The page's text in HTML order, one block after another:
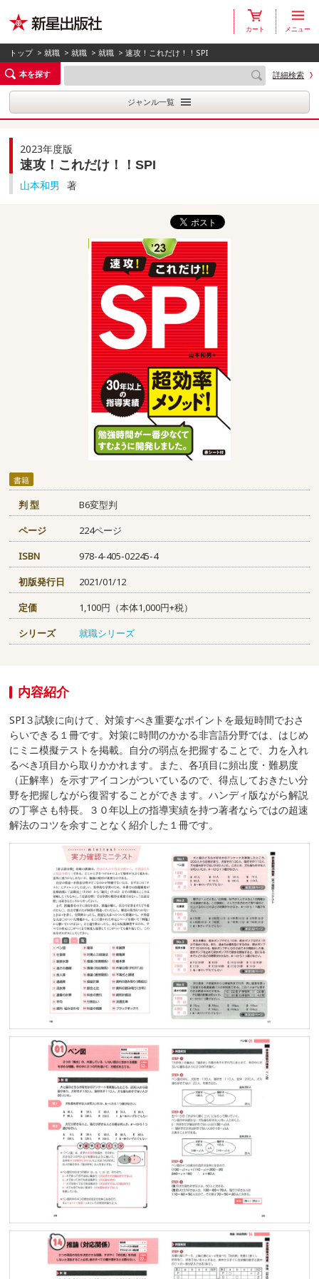
カート メニュー
トップ >就職 >就職 >就職 > 速攻！これだけ！！SPI
本を探す
詳細検索
ジャンル一覧
2023年度版
速攻！これだけ！！SPI
山本和男 著
書籍
判 型
B6変型判
ページ
224ページ
ISBN
978-4-405-02245-4
初版発行日
2021/01/12
定価
1,100円（本体1,000円+税）
シリーズ
就職シリーズ
内容紹介
SPI３試験に向けて、対策すべき重要なポイントを最短時間でおさ
らいできる１冊です。対策に時間のかかる非言語分野では、はじめ
にミニ模擬テストを掲載。自分の弱点を把握することで、力を入れ
るべき項目から取りかかれます。また、各項目に頻出度・難易度
（正解率）を示すアイコンがついているので、得点しておきたい分
野を把握しながら復習することができます。ハンディ版ながら解説
の丁寧さも特長。３０年以上の指導実績を持つ著者ならではの超速
解法のコツを余すことなく紹介した１冊です。